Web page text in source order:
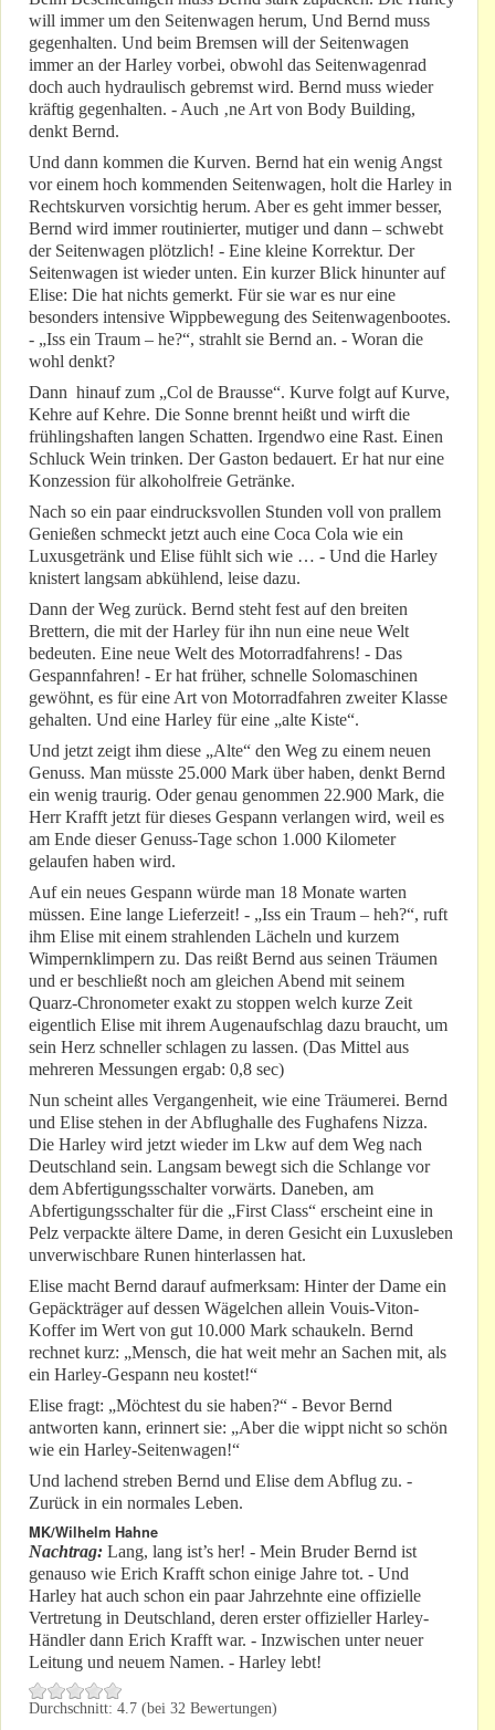
will immer um den Seitenwagen herum, Und Bernd muss
gegenhalten. Und beim Bremsen will der Seitenwagen
immer an der Harley vorbei, obwohl das Seitenwagenrad
doch auch hydraulisch gebremst wird. Bernd muss wieder
kräftig gegenhalten. - Auch ‚ne Art von Body Building,
denkt Bernd.
Und dann kommen die Kurven. Bernd hat ein wenig Angst
vor einem hoch kommenden Seitenwagen, holt die Harley in
Rechtskurven vorsichtig herum. Aber es geht immer besser,
Bernd wird immer routinierter, mutiger und dann – schwebt
der Seitenwagen plötzlich! - Eine kleine Korrektur. Der
Seitenwagen ist wieder unten. Ein kurzer Blick hinunter auf
Elise: Die hat nichts gemerkt. Für sie war es nur eine
besonders intensive Wippbewegung des Seitenwagenbootes.
- „Iss ein Traum – he?“, strahlt sie Bernd an. - Woran die
wohl denkt?
Dann hinauf zum „Col de Brausse“. Kurve folgt auf Kurve,
Kehre auf Kehre. Die Sonne brennt heißt und wirft die
frühlingshaften langen Schatten. Irgendwo eine Rast. Einen
Schluck Wein trinken. Der Gaston bedauert. Er hat nur eine
Konzession für alkoholfreie Getränke.
Nach so ein paar eindrucksvollen Stunden voll von prallem
Genießen schmeckt jetzt auch eine Coca Cola wie ein
Luxusgetränk und Elise fühlt sich wie … - Und die Harley
knistert langsam abkühlend, leise dazu.
Dann der Weg zurück. Bernd steht fest auf den breiten
Brettern, die mit der Harley für ihn nun eine neue Welt
bedeuten. Eine neue Welt des Motorradfahrens! - Das
Gespannfahren! - Er hat früher, schnelle Solomaschinen
gewöhnt, es für eine Art von Motorradfahren zweiter Klasse
gehalten. Und eine Harley für eine „alte Kiste“.
Und jetzt zeigt ihm diese „Alte“ den Weg zu einem neuen
Genuss. Man müsste 25.000 Mark über haben, denkt Bernd
ein wenig traurig. Oder genau genommen 22.900 Mark, die
Herr Krafft jetzt für dieses Gespann verlangen wird, weil es
am Ende dieser Genuss-Tage schon 1.000 Kilometer
gelaufen haben wird.
Auf ein neues Gespann würde man 18 Monate warten
müssen. Eine lange Lieferzeit! - „Iss ein Traum – heh?“, ruft
ihm Elise mit einem strahlenden Lächeln und kurzem
Wimpernklimpern zu. Das reißt Bernd aus seinen Träumen
und er beschließt noch am gleichen Abend mit seinem
Quarz-Chronometer exakt zu stoppen welch kurze Zeit
eigentlich Elise mit ihrem Augenaufschlag dazu braucht, um
sein Herz schneller schlagen zu lassen. (Das Mittel aus
mehreren Messungen ergab: 0,8 sec)
Nun scheint alles Vergangenheit, wie eine Träumerei. Bernd
und Elise stehen in der Abflughalle des Fughafens Nizza.
Die Harley wird jetzt wieder im Lkw auf dem Weg nach
Deutschland sein. Langsam bewegt sich die Schlange vor
dem Abfertigungsschalter vorwärts. Daneben, am
Abfertigungsschalter für die „First Class“ erscheint eine in
Pelz verpackte ältere Dame, in deren Gesicht ein Luxusleben
unverwischbare Runen hinterlassen hat.
Elise macht Bernd darauf aufmerksam: Hinter der Dame ein
Gepäckträger auf dessen Wägelchen allein Vouis-Viton-
Koffer im Wert von gut 10.000 Mark schaukeln. Bernd
rechnet kurz: „Mensch, die hat weit mehr an Sachen mit, als
ein Harley-Gespann neu kostet!“
Elise fragt: „Möchtest du sie haben?“ - Bevor Bernd
antworten kann, erinnert sie: „Aber die wippt nicht so schön
wie ein Harley-Seitenwagen!“
Und lachend streben Bernd und Elise dem Abflug zu. -
Zurück in ein normales Leben.
MK/Wilhelm Hahne
Nachtrag: Lang, lang ist’s her! - Mein Bruder Bernd ist
genauso wie Erich Krafft schon einige Jahre tot. - Und
Harley hat auch schon ein paar Jahrzehnte eine offizielle
Vertretung in Deutschland, deren erster offizieller Harley-
Händler dann Erich Krafft war. - Inzwischen unter neuer
Leitung und neuem Namen. - Harley lebt!
Durchschnitt: 4.7 (bei 32 Bewertungen)